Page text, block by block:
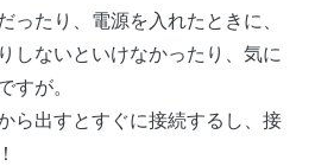
ったり、電源を入れたときに、
しないといけなかったり、気に
すが。
ら出すとすぐに接続するし、接